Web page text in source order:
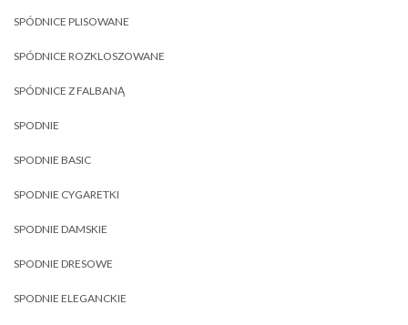
SPÓDNICE PLISOWANE
SPÓDNICE ROZKLOSZOWANE
SPÓDNICE Z FALBANĄ
SPODNIE
SPODNIE BASIC
SPODNIE CYGARETKI
SPODNIE DAMSKIE
SPODNIE DRESOWE
SPODNIE ELEGANCKIE